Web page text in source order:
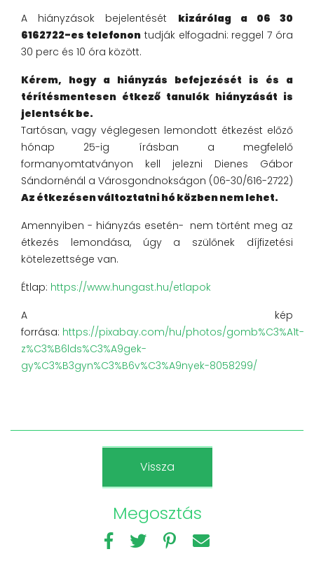
A hiányzások bejelentését kizárólag a 06 30
6162722-es telefonontudják elfogadni: reggel 7 óra
30 perc és 10 óra között.
Kérem, hogy a hiányzás befejezését is és a
térítésmentesen étkező tanulók hiányzását is
jelentsék be.
Tartósan, vagy véglegesen lemondott étkezést előző
hónap 25-ig írásban a megfelelő
formanyomtatványon kell jelezni Dienes Gábor
Sándornénál a Városgondnokságon (06-30/616-2722)
Az étkezésen változtatni hó közben nem lehet.
Amennyiben - hiányzás esetén- nem történt meg az
étkezés lemondása, úgy a szülőnek díjfizetési
kötelezettsége van.
Étlap: https://www.hungast.hu/etlapok
A kép
forrása: https://pixabay.com/hu/photos/gomb%C3%A1t-
z%C3%B6lds%C3%A9gek-
gy%C3%B3gyn%C3%B6v%C3%A9nyek-8058299/
Vissza
Megosztás